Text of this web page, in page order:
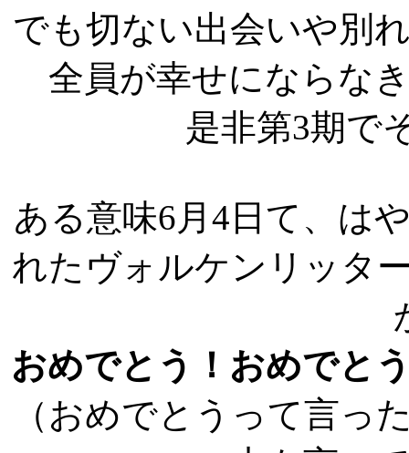
でも切ない出会いや別
全員が幸せにならな
是非第3期で
ある意味6月4日て、は
れたヴォルケンリッタ
おめでとう！おめでと
（おめでとうって言っ